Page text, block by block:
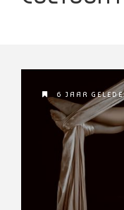
6 JAAR